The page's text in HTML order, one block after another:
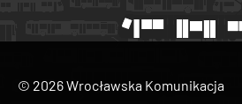
© 2026 Wrocławska Komunikacja